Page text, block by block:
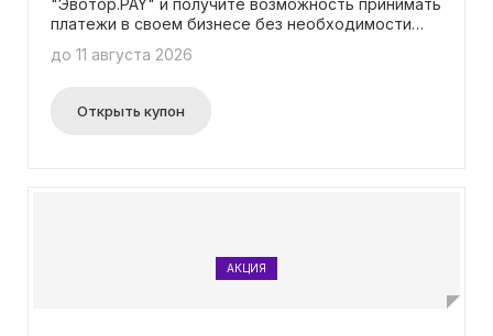
"Эвотор.PAY" и получите возможность принимать
платежи в своем бизнесе без необходимости
комиссией от 1% за один рабочий день.
до 11 августа 2026
Открыть купон
АКЦИЯ